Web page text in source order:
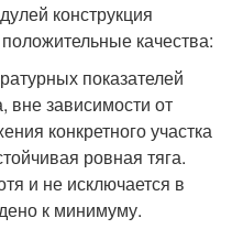
конструкция
качества:
показателей
вне зависимости от
конкретного участка
ровная тяга.
и не исключается в
к минимуму.